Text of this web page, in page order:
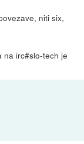
niti six,
na irc#slo-tech je